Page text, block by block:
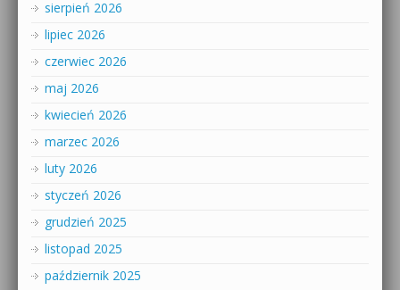
sierpień 2026
lipiec 2026
czerwiec 2026
maj 2026
kwiecień 2026
marzec 2026
luty 2026
styczeń 2026
grudzień 2025
listopad 2025
październik 2025